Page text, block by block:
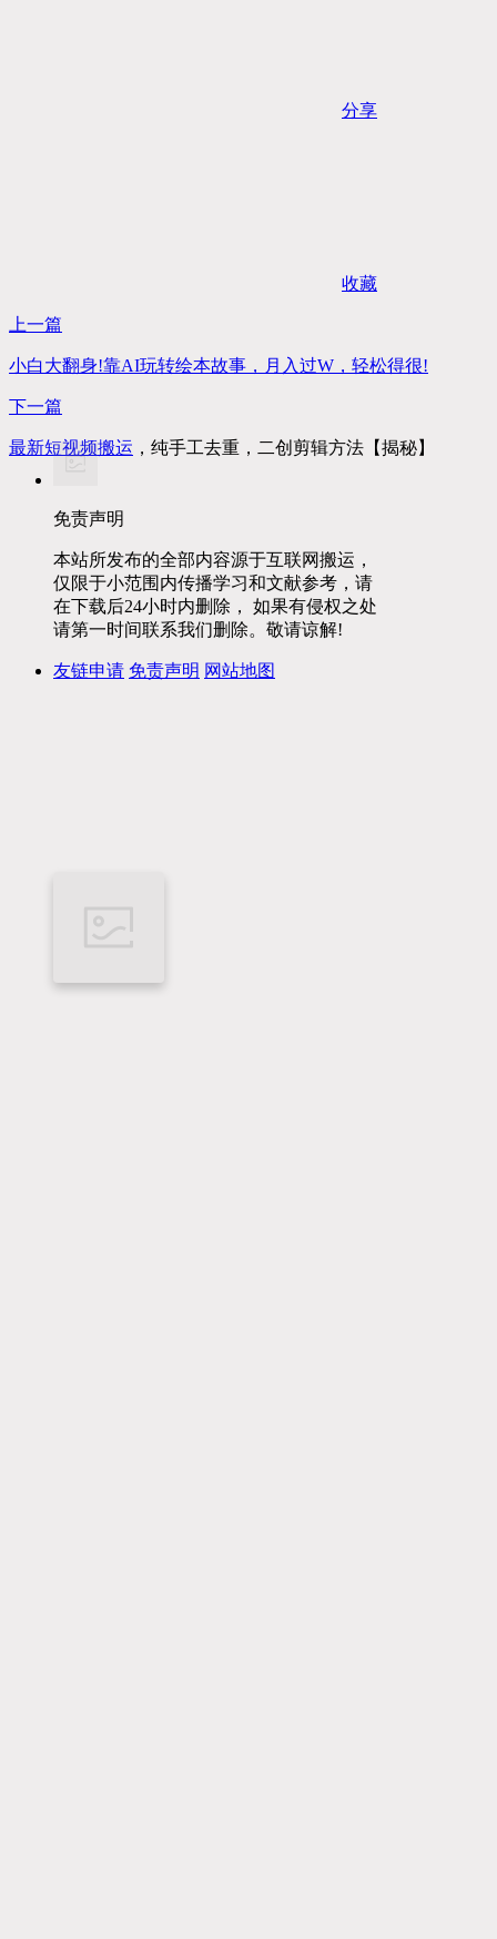
分享
收藏
上一篇
小白大翻身!靠AI玩转绘本故事，月入过W，轻松得很!
下一篇
最新短视频搬运 ，纯手工去重，二创剪辑方法【揭秘】
免责声明
本站所发布的全部内容源于互联网搬运，
仅限于小范围内传播学习和文献参考，请
在下载后24小时内删除， 如果有侵权之处
请第一时间联系我们删除。敬请谅解!
友链申请 免责声明 网站地图